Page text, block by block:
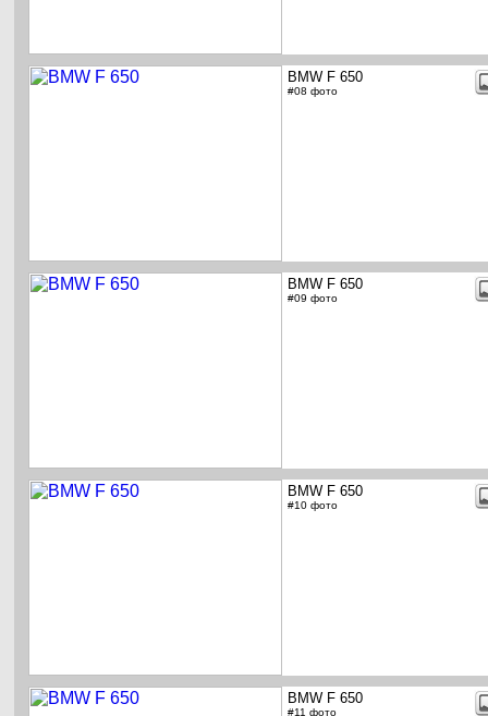
BMW F 650
#08 фото
BMW F 650
#09 фото
BMW F 650
#10 фото
BMW F 650
#11 фото